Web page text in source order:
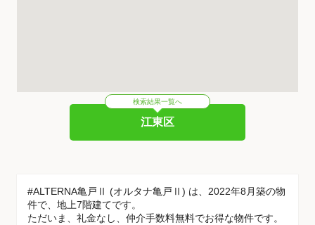
検索結果一覧へ
江東区
#ALTERNA亀戸Ⅱ (オルタナ亀戸Ⅱ) は、2022年8月築の物
件で、地上7階建てです。
ただいま、礼金なし、仲介手数料無料でお得な物件です。